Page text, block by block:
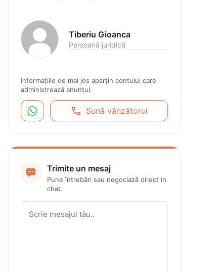
Tiberiu Gioanca
Persoană juridică
Informațiile de mai jos aparțin contului care
administrează anunțul.
  Sună vânzătorul
 Trimite un mesaj
Pune întrebări sau negociază direct în
chat.